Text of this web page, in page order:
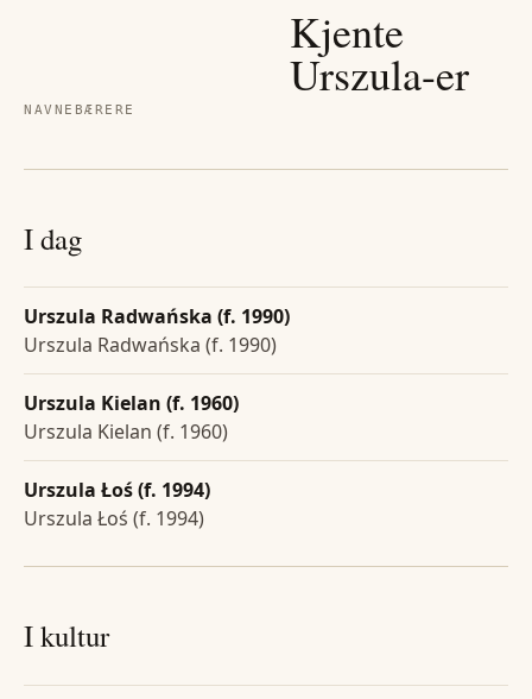
NAVNEBÆRERE
Kjente
Urszula-er
I dag
Urszula Radwańska (f. 1990)
Urszula Radwańska (f. 1990)
Urszula Kielan (f. 1960)
Urszula Kielan (f. 1960)
Urszula Łoś (f. 1994)
Urszula Łoś (f. 1994)
I kultur